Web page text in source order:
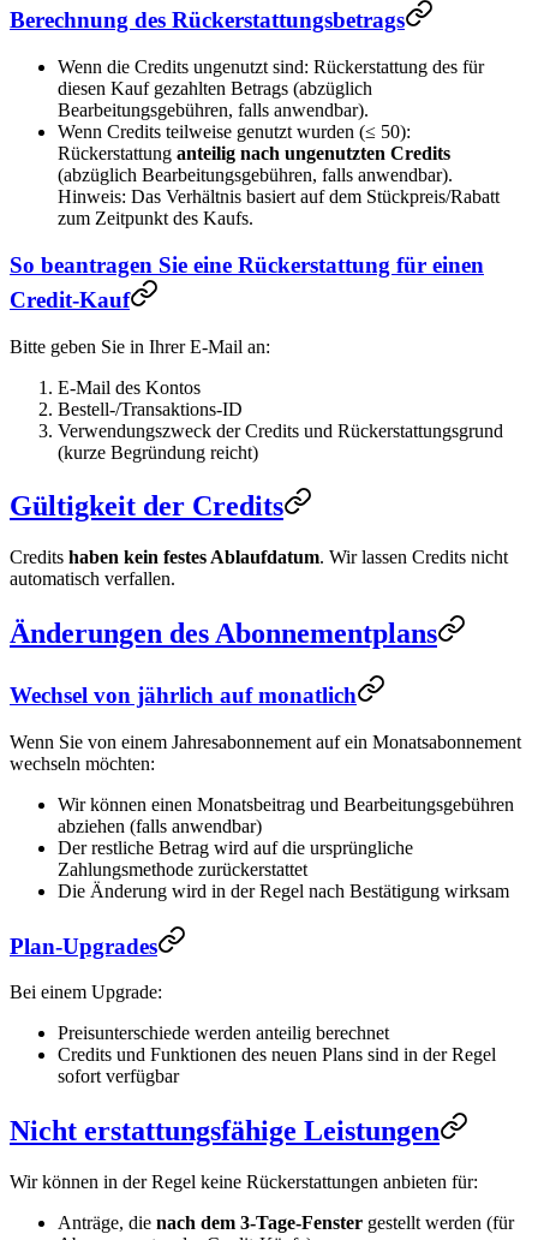
Berechnung des Rückerstattungsbetrags
Wenn die Credits ungenutzt sind: Rückerstattung des für
diesen Kauf gezahlten Betrags (abzüglich
Bearbeitungsgebühren, falls anwendbar).
Wenn Credits teilweise genutzt wurden (≤ 50):
Rückerstattung anteilig nach ungenutzten Credits
(abzüglich Bearbeitungsgebühren, falls anwendbar).
Hinweis: Das Verhältnis basiert auf dem Stückpreis/Rabatt
zum Zeitpunkt des Kaufs.
So beantragen Sie eine Rückerstattung für einen
Credit-Kauf
Bitte geben Sie in Ihrer E-Mail an:
E-Mail des Kontos
Bestell-/Transaktions-ID
Verwendungszweck der Credits und Rückerstattungsgrund
(kurze Begründung reicht)
Gültigkeit der Credits
Credits haben kein festes Ablaufdatum. Wir lassen Credits nicht
automatisch verfallen.
Änderungen des Abonnementplans
Wechsel von jährlich auf monatlich
Wenn Sie von einem Jahresabonnement auf ein Monatsabonnement
wechseln möchten:
Wir können einen Monatsbeitrag und Bearbeitungsgebühren
abziehen (falls anwendbar)
Der restliche Betrag wird auf die ursprüngliche
Zahlungsmethode zurückerstattet
Die Änderung wird in der Regel nach Bestätigung wirksam
Plan-Upgrades
Bei einem Upgrade:
Preisunterschiede werden anteilig berechnet
Credits und Funktionen des neuen Plans sind in der Regel
sofort verfügbar
Nicht erstattungsfähige Leistungen
Wir können in der Regel keine Rückerstattungen anbieten für:
Anträge, die nach dem 3-Tage-Fenster gestellt werden (für